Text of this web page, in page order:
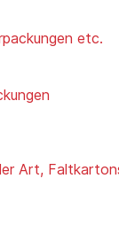
etc.
Art,